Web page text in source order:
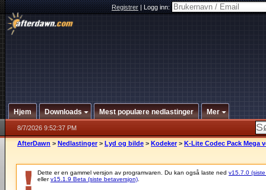
Registrer|Logg inn:
Hjem Downloads Mest populære nedlastinger Mer
8/7/2026 9:52:37 PM
AfterDawn > Nedlastinger > Lyd og bilde > Kodeker > K-Lite Codec Pack Mega
Dette er en gammel versjon av programvaren. Du kan også laste ned v15.7.0
ellerv15.1.9 Beta (siste betaversjon)